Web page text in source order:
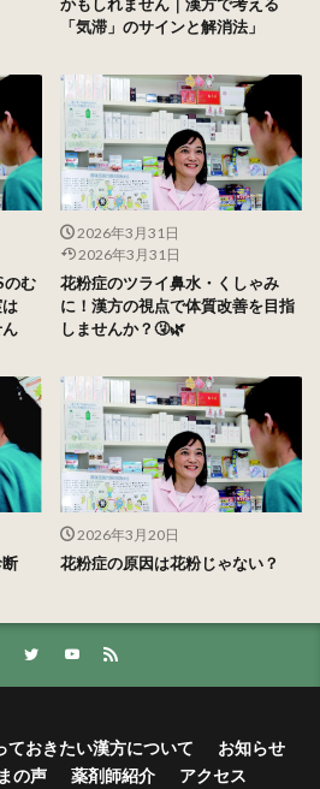
「気滞」のサインと解消法」
のむ
2026年3月31日
2026年3月31日
花粉症のツライ鼻水・くしゃみ
に！漢方の視点で体質改善を目指
しませんか？🤧🌿
2026年3月20日
花粉症の原因は花粉じゃない？
ておきたい漢方について
お知らせ
の声 薬剤師紹介 アクセス